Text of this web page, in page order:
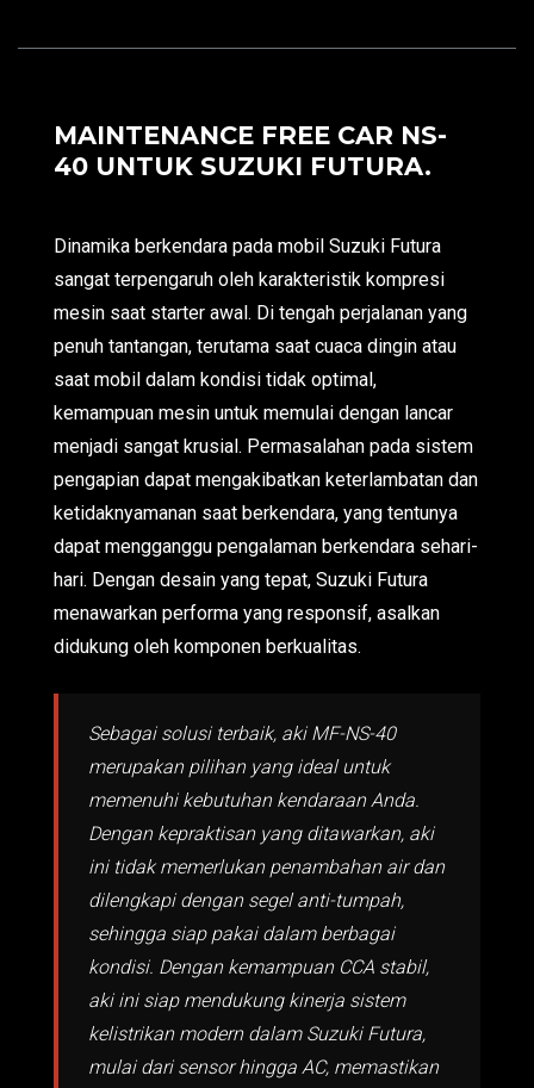
MAINTENANCE FREE CAR NS-
40 UNTUK SUZUKI FUTURA.
Dinamika berkendara pada mobil Suzuki Futura
sangat terpengaruh oleh karakteristik kompresi
mesin saat starter awal. Di tengah perjalanan yang
penuh tantangan, terutama saat cuaca dingin atau
saat mobil dalam kondisi tidak optimal,
kemampuan mesin untuk memulai dengan lancar
menjadi sangat krusial. Permasalahan pada sistem
pengapian dapat mengakibatkan keterlambatan dan
ketidaknyamanan saat berkendara, yang tentunya
dapat mengganggu pengalaman berkendara sehari-
hari. Dengan desain yang tepat, Suzuki Futura
menawarkan performa yang responsif, asalkan
didukung oleh komponen berkualitas.
Sebagai solusi terbaik, aki MF-NS-40
merupakan pilihan yang ideal untuk
memenuhi kebutuhan kendaraan Anda.
Dengan kepraktisan yang ditawarkan, aki
ini tidak memerlukan penambahan air dan
dilengkapi dengan segel anti-tumpah,
sehingga siap pakai dalam berbagai
kondisi. Dengan kemampuan CCA stabil,
aki ini siap mendukung kinerja sistem
kelistrikan modern dalam Suzuki Futura,
mulai dari sensor hingga AC, memastikan